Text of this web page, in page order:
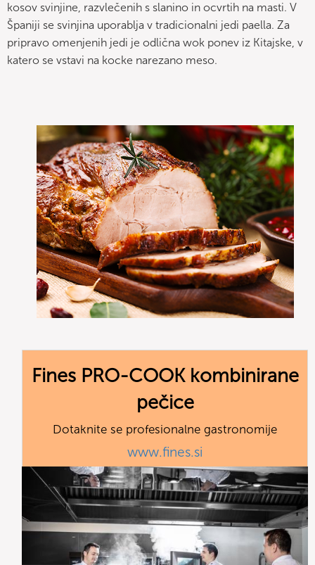
kosov svinjine, razvlečenih s slanino in ocvrtih na masti. V
Španiji se svinjina uporablja v tradicionalni jedi paella. Za
pripravo omenjenih jedi je odlična wok ponev iz Kitajske, v
katero se vstavi na kocke narezano meso.
Fines PRO-COOK kombinirane
pečice
Dotaknite se profesionalne gastronomije
www.fines.si